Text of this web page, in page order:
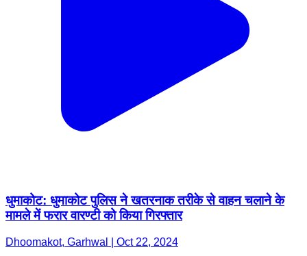
धुमाकोट: धुमाकोट पुलिस ने खतरनाक तरीके से वाहन चलाने के
मामले में फरार वारण्टी को किया गिरफ्तार
Dhoomakot, Garhwal | Oct 22, 2024